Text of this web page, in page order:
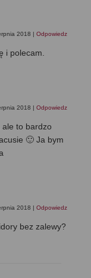
2018 | Odpowiedz
i polecam.
2018 | Odpowiedz
ale to bardzo
🙂 Ja bym
2018 | Odpowiedz
bez zalewy?